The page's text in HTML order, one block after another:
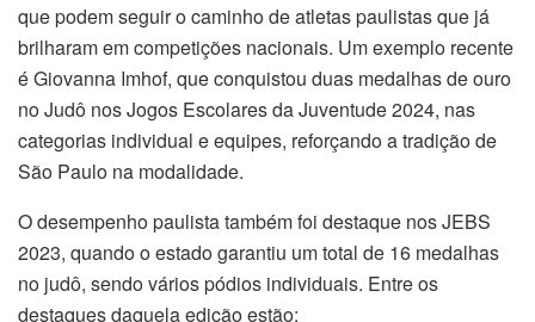
que podem seguir o caminho de atletas paulistas que já
brilharam em competições nacionais. Um exemplo recente
é Giovanna Imhof, que conquistou duas medalhas de ouro
no Judô nos Jogos Escolares da Juventude 2024, nas
categorias individual e equipes, reforçando a tradição de
São Paulo na modalidade.
O desempenho paulista também foi destaque nos JEBS
2023, quando o estado garantiu um total de 16 medalhas
no judô, sendo vários pódios individuais. Entre os
destaques daquela edição estão: